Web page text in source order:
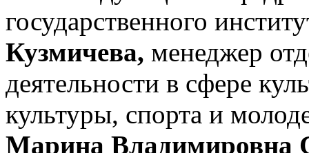
государственного
Кузмичева, менеджер
деятельности в сфере
культуры, спорта и
Марина Владимировна